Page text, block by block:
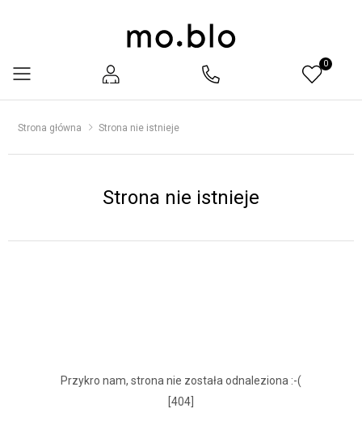
Menu
0
Strona główna Strona nie istnieje
Strona nie istnieje
Przykro nam, strona nie została odnaleziona :-(
[404]